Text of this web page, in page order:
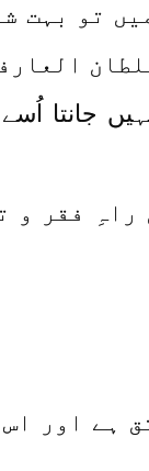
تو بہت
جانتا
فقر و
ہے اور